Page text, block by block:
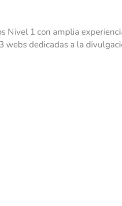
Nivel 1 con amplia
webs dedicadas a la